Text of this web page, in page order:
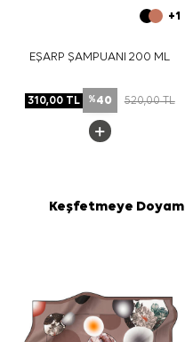
Desen görünümü nasıldır?
+1
EŞARP ŞAMPUANI 200 ML
310,00TL %40 520,00TL
Keşfetmeye